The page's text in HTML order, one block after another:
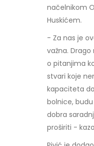
načelnikom
Huskićem.
- Za nas je
važna.
o pitanjima
stvari koje
kapaciteta
bolnice,
dobra
proširiti -